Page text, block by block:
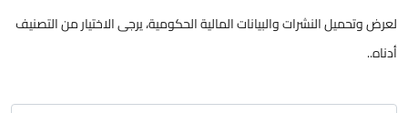
لعرض وتحميل النشرات والبيانات المالية الحكومية، يرجى الاختيار من التصنيف
أدناه..